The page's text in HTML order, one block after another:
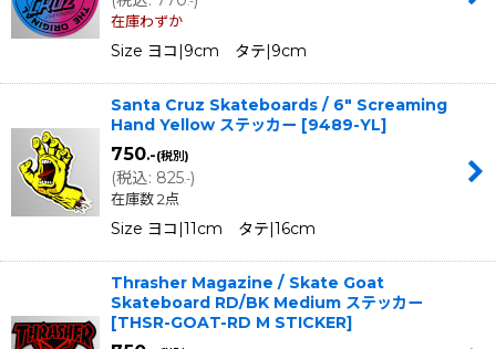
在庫わずか
Size ヨコ|9cm タテ|9cm
Santa Cruz Skateboards / 6" Screaming
Hand Yellow ステッカー [9489-YL]
750.-(税別)
(税込: 825.-)
在庫数 2点
Size ヨコ|11cm タテ|16cm
Thrasher Magazine / Skate Goat
Skateboard RD/BK Medium ステッカー
[THSR-GOAT-RD M STICKER]